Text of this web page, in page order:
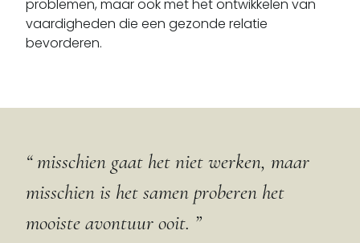
problemen, maar ook met het ontwikkelen van
vaardigheden die een gezonde relatie
bevorderen.
“ misschien gaat het niet werken, maar
misschien is het samen proberen het
mooiste avontuur ooit. ”